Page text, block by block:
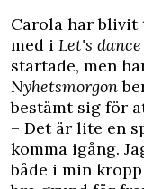
Carola har blivit
med i Let's dance
startade, men
Nyhetsmorgon
bestämt sig för
– Det är lite en
komma igång.
både i min